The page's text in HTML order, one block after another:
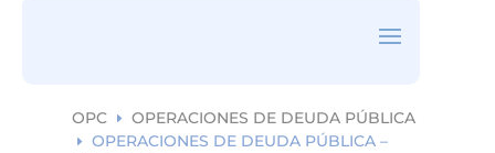
OPC E OPERACIONES DE DEUDA PÚBLICA
E
OPERACIONES DE DEUDA PÚBLICA –